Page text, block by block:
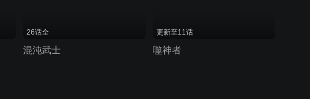
26话全
混沌武士
更新至11话
噬神者